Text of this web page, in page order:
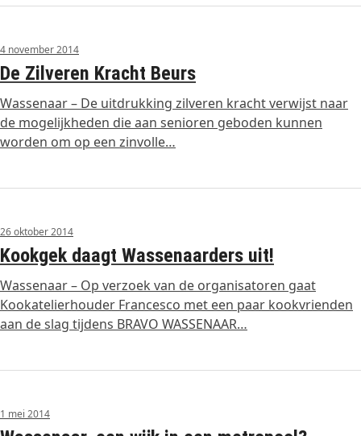
4 november 2014
De Zilveren Kracht Beurs
Wassenaar – De uitdrukking zilveren kracht verwijst naar
de mogelijkheden die aan senioren geboden kunnen
worden om op een zinvolle…
26 oktober 2014
Kookgek daagt Wassenaarders uit!
Wassenaar – Op verzoek van de organisatoren gaat
Kookatelierhouder Francesco met een paar kookvrienden
aan de slag tijdens BRAVO WASSENAAR…
1 mei 2014